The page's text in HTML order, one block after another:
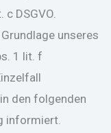
DSGVO.
unseres
1 lit. f
den folgenden
informiert.